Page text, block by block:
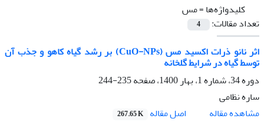
کلیدواژه‌ها =مس
تعداد مقالات:
4
اثر نانو ذرات اکسید مس (CuO-NPs) بر رشد گیاه کاهو و جذب آن
توسط گیاه در شرایط گلخانه
دوره 34، شماره 1، بهار 1400، صفحه
235-244
ساره نظامی
مشاهده مقاله
اصل مقاله 267.65 K